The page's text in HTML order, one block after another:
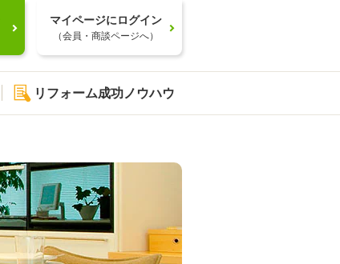
マイページにログイン
（会員・商談ページへ）
リフォーム成功ノウハウ